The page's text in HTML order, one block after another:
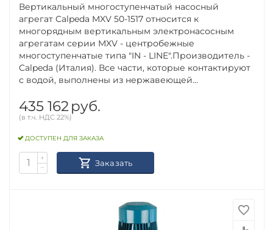
Вертикальный многоступенчатый насосный
агрегат Calpeda MXV 50-1517 относится к
многорядным вертикальным электронасосным
агрегатам серии MXV - центробежные
многоступенчатые типа "IN - LINE".Производитель -
Calpeda (Италия). Все части, которые контактируют
с водой, выполнены из нержавеющей...
435 162 руб.
(в т.ч. НДС 22%)
ДОСТУПЕН ДЛЯ ЗАКАЗА
+
−
Заказать